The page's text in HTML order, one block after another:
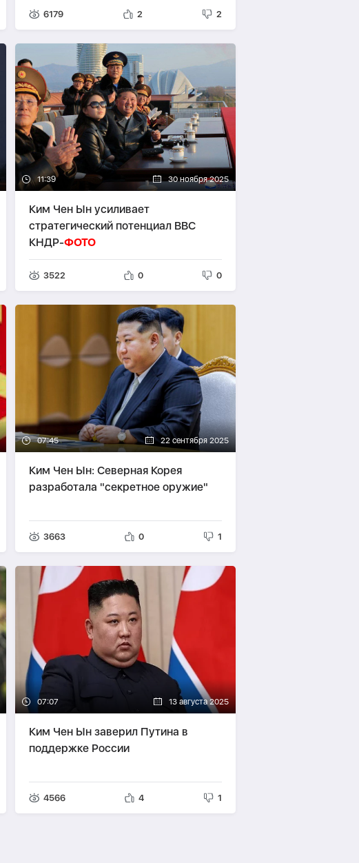
6179 2 2
11:39 30 ноября 2025
Ким Чен Ын усиливает
стратегический потенциал ВВС
КНДР-ФОТО
3522 0 0
07:45 22 сентября 2025
Ким Чен Ын: Северная Корея
разработала "секретное оружие"
3663 0 1
07:07 13 августа 2025
Ким Чен Ын заверил Путина в
поддержке России
4566 4 1